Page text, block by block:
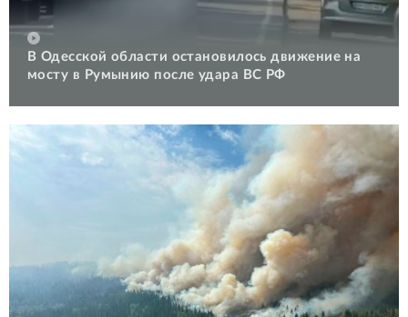
В Одесской области остановилось движение на
мосту в Румынию после удара ВС РФ